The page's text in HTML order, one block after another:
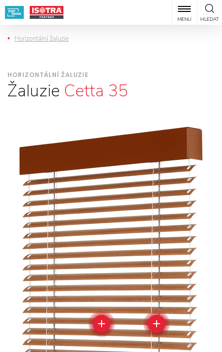
HLEDAT
MENU
Horizontální žaluzie
HORIZONTÁLNÍ ŽALUZIE
Žaluzie Cetta 35